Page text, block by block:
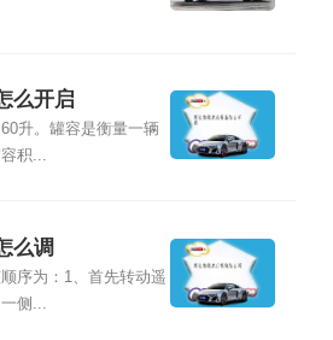
么开启
升。罐容是衡量一辆
积...
么调
序为：1、首先转动遥
侧...